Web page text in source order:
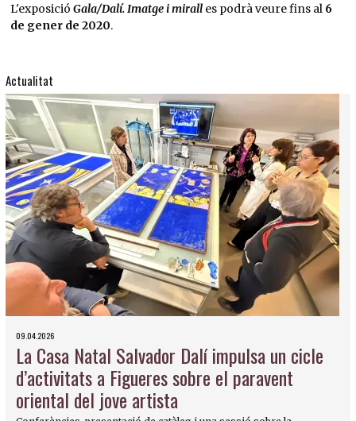
L'exposició Gala/Dalí. Imatge i mirall es podrà veure fins al 6
de gener de 2020.
Actualitat
09.04.2026
La Casa Natal Salvador Dalí impulsa un cicle
d’activitats a Figueres sobre el paravent
oriental del jove artista